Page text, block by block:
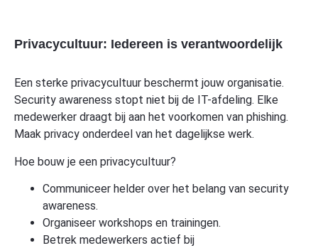
Privacycultuur: Iedereen is verantwoordelijk
Een sterke privacycultuur beschermt jouw organisatie.
Security awareness stopt niet bij de IT-afdeling. Elke
medewerker draagt bij aan het voorkomen van phishing.
Maak privacy onderdeel van het dagelijkse werk.
Hoe bouw je een privacycultuur?
Communiceer helder over het belang van security
awareness.
Organiseer workshops en trainingen.
Betrek medewerkers actief bij